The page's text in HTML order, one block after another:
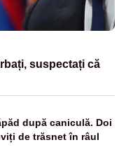
suspectați că
după caniculă. Doi
de trăsnet în râul